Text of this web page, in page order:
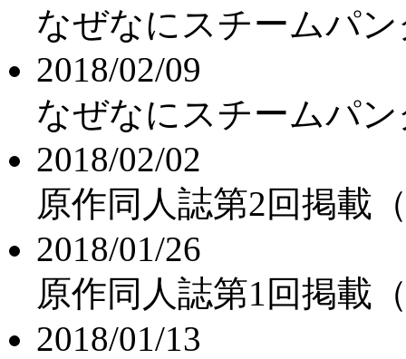
なぜなにスチームパ
2018/02/09
なぜなにスチームパ
2018/02/02
原作同人誌第2回掲載
2018/01/26
原作同人誌第1回掲載
2018/01/13